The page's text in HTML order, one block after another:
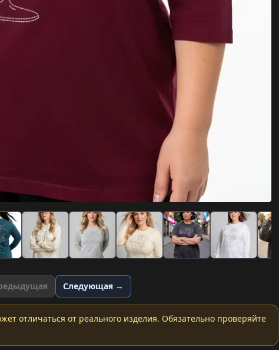
Следующая →
отличаться от реального изделия. Обязательно проверяйте